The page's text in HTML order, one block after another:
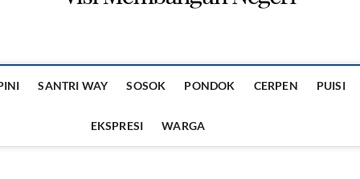
SANTRI WAY SOSOK PONDOK CERPEN PUISI
EKSPRESI WARGA